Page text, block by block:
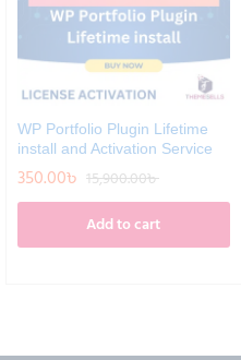
WP Portfolio Plugin Lifetime
install and Activation Service
350.00৳ 15,900.00৳
Add to cart